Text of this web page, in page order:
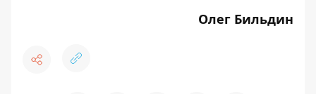
Олег Бильдин